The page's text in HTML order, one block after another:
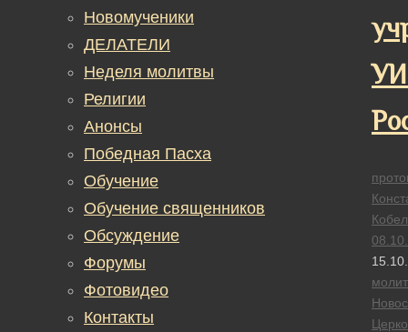
Новомученики
ДЕЛАТЕЛИ
Неделя молитвы
Религии
Анонсы
Победная Пасха
Обучение
Обучение священников
Обсуждение
Форумы
Фотовидео
Контакты